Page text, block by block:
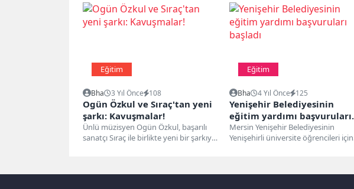
Eğitim
Bha 3 Yıl Önce 108
Ogün Özkul ve Sıraç'tan yeni
şarkı: Kavuşmalar!
Ünlü müzisyen Ogün Özkul, başarılı
sanatçı Sıraç ile birlikte yeni bir şarkıya
Eğitim
Bha 4 Yıl Önce 125
Yenişehir Belediyesinin
eğitim yardımı başvuruları
başladı
Mersin Yenişehir Belediyesinin
Yenişehirli üniversite öğrencileri için